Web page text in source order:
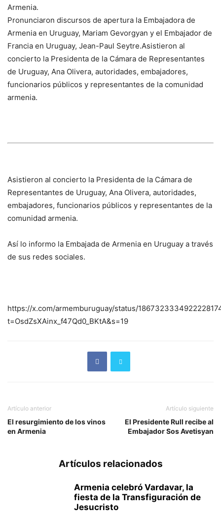
Armenia.
Pronunciaron discursos de apertura la Embajadora de
Armenia en Uruguay, Mariam Gevorgyan y el Embajador de
Francia en Uruguay, Jean-Paul Seytre.Asistieron al
concierto la Presidenta de la Cámara de Representantes
de Uruguay, Ana Olivera, autoridades, embajadores,
funcionarios públicos y representantes de la comunidad
armenia.
Asistieron al concierto la Presidenta de la Cámara de
Representantes de Uruguay, Ana Olivera, autoridades,
embajadores, funcionarios públicos y representantes de la
comunidad armenia.
Así lo informo la Embajada de Armenia en Uruguay a través
de sus redes sociales.
https://x.com/armemburuguay/status/
t=OsdZsXAinx_f47Qd0_BKtA&s=19
Artículo anterior
El resurgimiento de los vinos
en Armenia
Artículo siguiente
El Presidente Rull recibe al
Embajador Sos Avetisyan
Artículos relacionados
Armenia celebró Vardavar, la
fiesta de la Transfiguración de
Jesucristo